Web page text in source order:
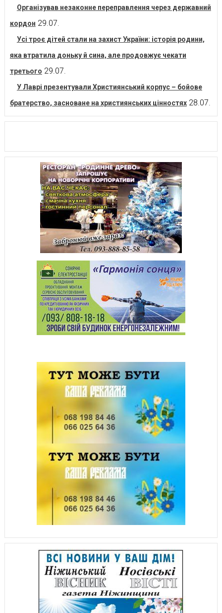
Організував незаконне переправлення через державний
кордон 29.07.
Усі троє дітей стали на захист України: історія родини,
яка втратила доньку й сина, але продовжує чекати
третього 29.07.
У Лаврі презентували Християнський корпус – бойове
братерство, засноване на християнських цінностях 28.07.